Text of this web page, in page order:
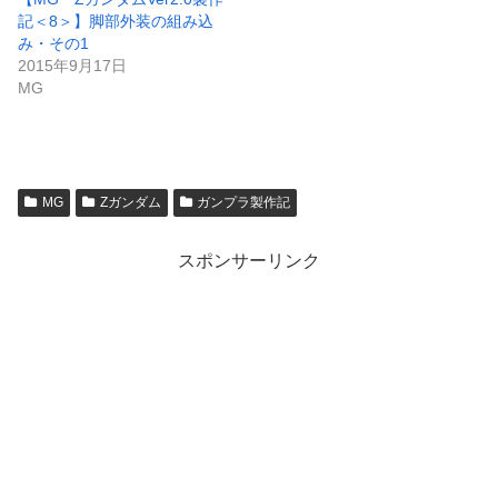
記＜8＞】脚部外装の組み込
み・その1
2015年9月17日
MG
MG Ζガンダム ガンプラ製作記
スポンサーリンク